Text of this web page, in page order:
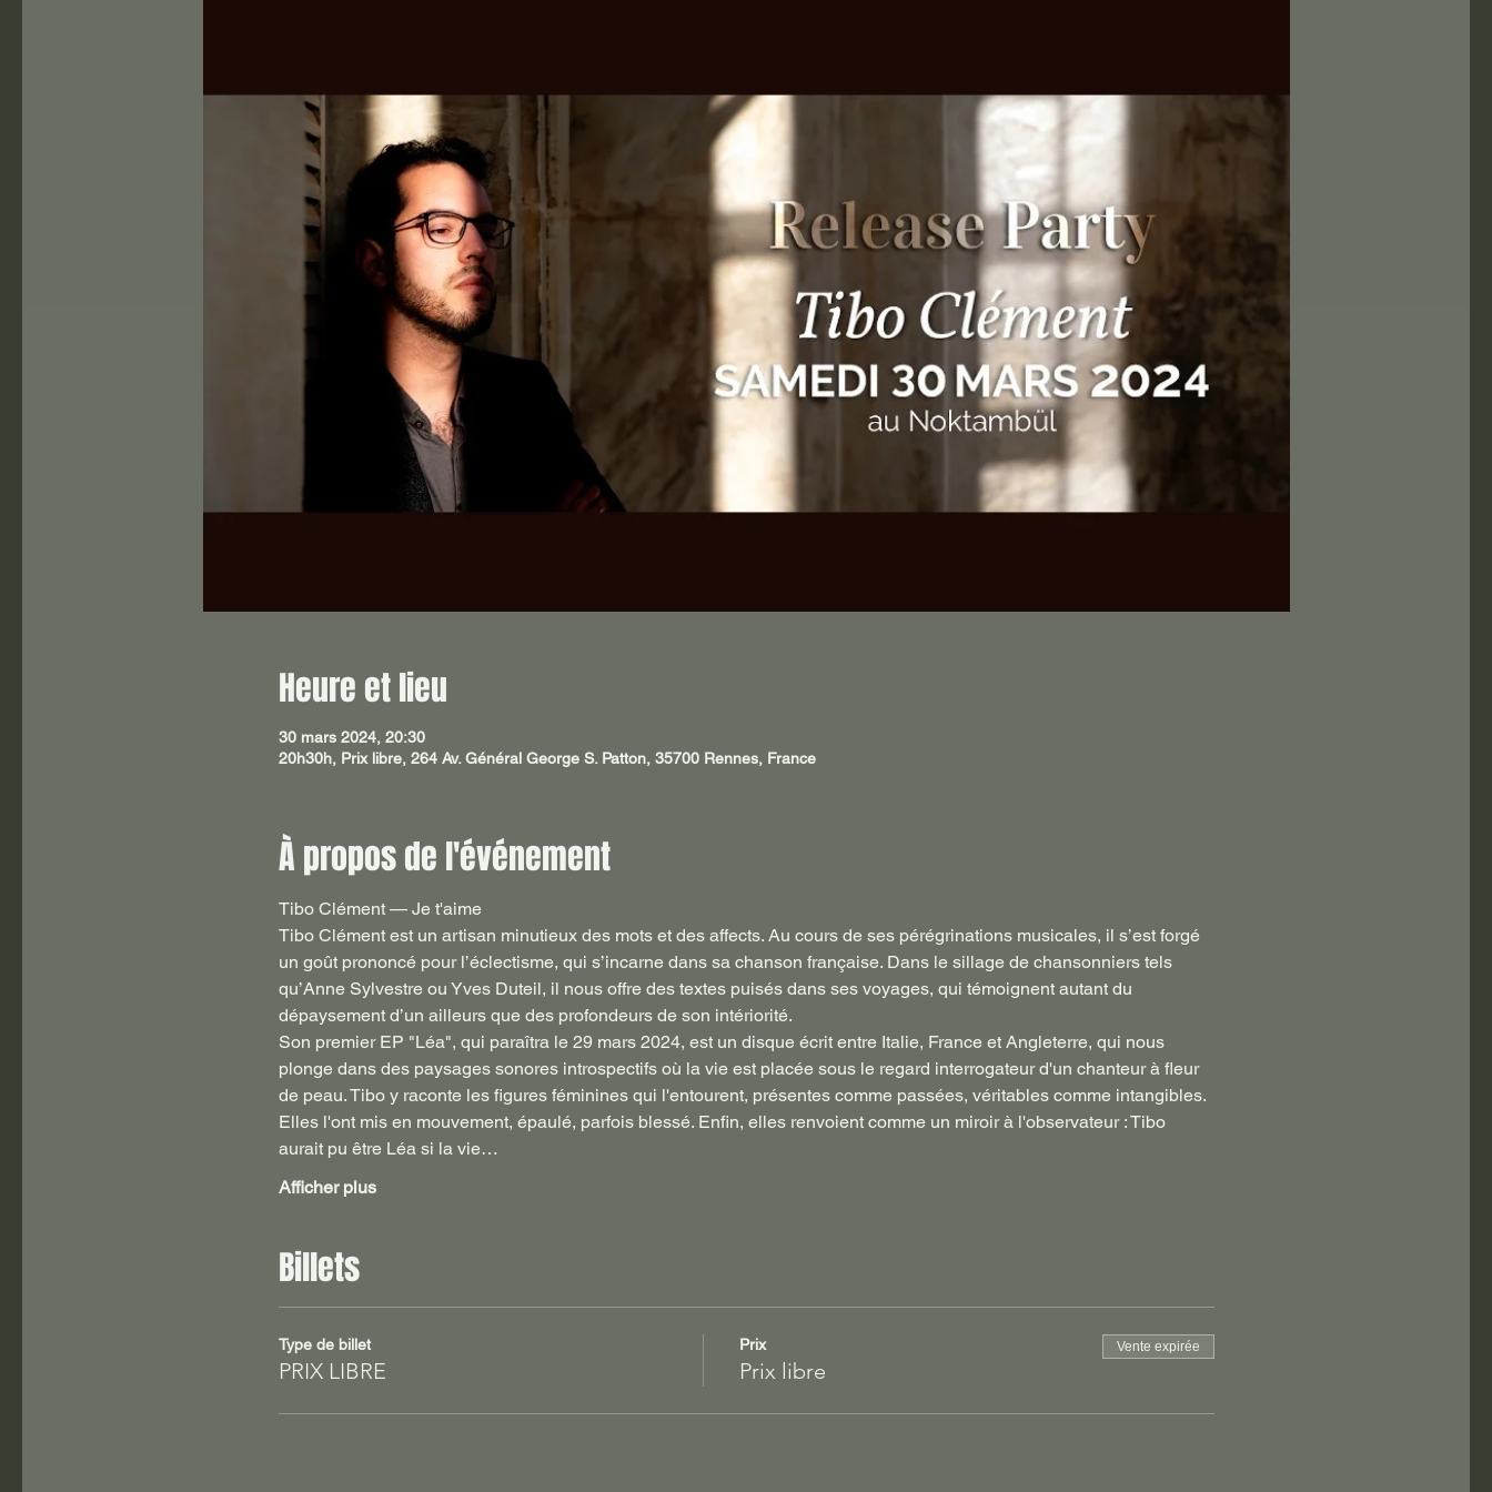
Heure et lieu
30 mars 2024, 20:30
20h30h, Prix libre, 264 Av. Général George S. Patton, 35700 Rennes, France
À propos de l'événement
Tibo Clément — Je t'aime
Tibo Clément est un artisan minutieux des mots et des affects. Au cours de ses pérégrinations musicales, il s’est forgé
un goût prononcé pour l’éclectisme, qui s’incarne dans sa chanson française. Dans le sillage de chansonniers tels
qu’Anne Sylvestre ou Yves Duteil, il nous offre des textes puisés dans ses voyages, qui témoignent autant du
dépaysement d’un ailleurs que des profondeurs de son intériorité.
Son premier EP "Léa", qui paraîtra le 29 mars 2024, est un disque écrit entre Italie, France et Angleterre, qui nous
plonge dans des paysages sonores introspectifs où la vie est placée sous le regard interrogateur d'un chanteur à fleur
de peau. Tibo y raconte les figures féminines qui l'entourent, présentes comme passées, véritables comme intangibles.
Elles l'ont mis en mouvement, épaulé, parfois blessé. Enfin, elles renvoient comme un miroir à l'observateur : Tibo
aurait pu être Léa si la vie…
Afficher plus
Billets
Type de billet
PRIX LIBRE
Prix
Prix libre
Vente expirée